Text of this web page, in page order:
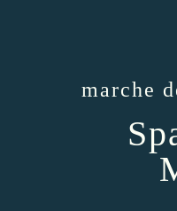
marche